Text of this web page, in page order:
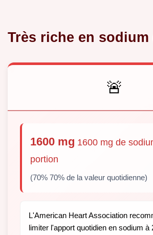
Très riche en sodium
🚨
1600 mg 1600 mg de
portion
(70% 70% de la valeur quotidienne)
L'American Heart Association
limiter l'apport quotidien en sodium à